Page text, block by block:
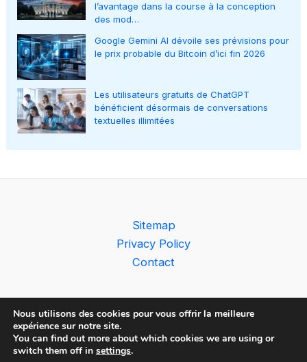
l’avantage dans la course à la conception
des mod…
Google Gemini AI dévoile ses prévisions pour
le prix probable du Bitcoin d’ici fin 2026
Les utilisateurs gratuits de ChatGPT
bénéficient désormais de conversations
textuelles illimitées
Sitemap
Privacy Policy
Contact
Copyright © 2026 The AI Observer
Nous utilisons des cookies pour vous offrir la meilleure
expérience sur notre site.
You can find out more about which cookies we are using or
switch them off in settings.